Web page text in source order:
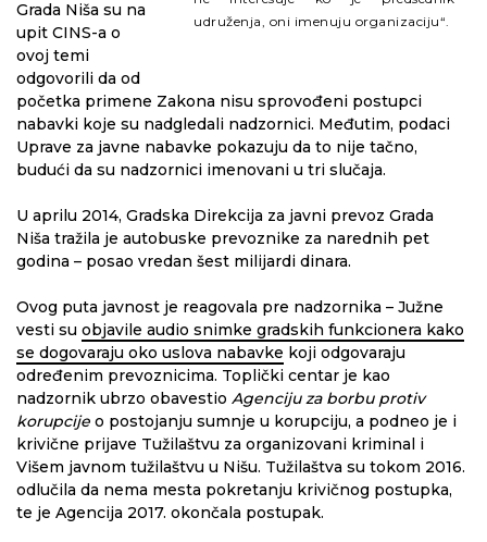
udruženja, oni imenuju organizaciju“.
Grada Niša su na
upit CINS-a o
ovoj temi
odgovorili da od
početka primene Zakona nisu sprovođeni postupci
nabavki koje su nadgledali nadzornici. Međutim, podaci
Uprave za javne nabavke pokazuju da to nije tačno,
budući da su nadzornici imenovani u tri slučaja.
U aprilu 2014, Gradska Direkcija za javni prevoz Grada
Niša tražila je autobuske prevoznike za narednih pet
godina – posao vredan šest milijardi dinara.
Ovog puta javnost je reagovala pre nadzornika – Južne
vesti su objavile audio snimke gradskih funkcionera kako
se dogovaraju oko uslova nabavke koji odgovaraju
određenim prevoznicima. Toplički centar je kao
nadzornik ubrzo obavestio Agenciju za borbu protiv
korupcije o postojanju sumnje u korupciju, a podneo je i
krivične prijave Tužilaštvu za organizovani kriminal i
Višem javnom tužilaštvu u Nišu. Tužilaštva su tokom 2016.
odlučila da nema mesta pokretanju krivičnog postupka,
te je Agencija 2017. okončala postupak.